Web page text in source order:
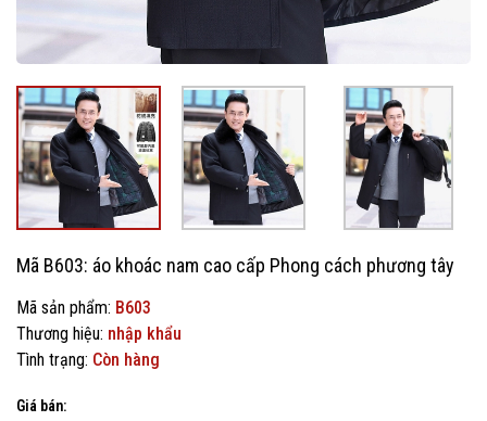
Mã B603: áo khoác nam cao cấp Phong cách phương tây
Mã sản phẩm: B603
Thương hiệu: nhập khẩu
Tình trạng: Còn hàng
Giá bán: